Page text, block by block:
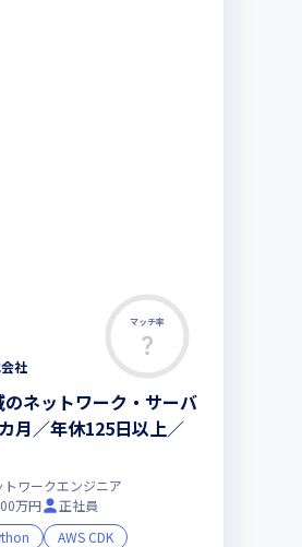
マッチ率
社
ネットワーク・サーバ
月／年休125日以上／
ワークエンジニア
万円
正社員
AWS CDK